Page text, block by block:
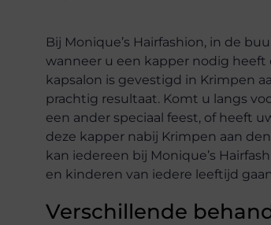
Bij Monique’s Hairfashion, in de
wanneer u een kapper nodig
kapsalon is gevestigd in Krimpen
prachtig resultaat. Komt u langs
een ander speciaal feest, of heeft
deze kapper nabij Krimpen aan
kan iedereen bij Monique’s
en kinderen van iedere leeftijd
Verschillende